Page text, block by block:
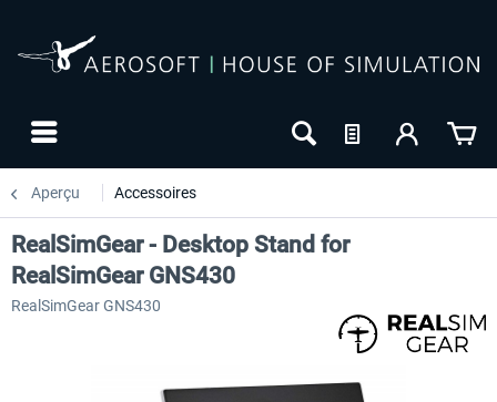
Aperçu Accessoires
RealSimGear - Desktop Stand for
RealSimGear GNS430
RealSimGear GNS430